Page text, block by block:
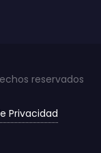
reservados
Privacidad